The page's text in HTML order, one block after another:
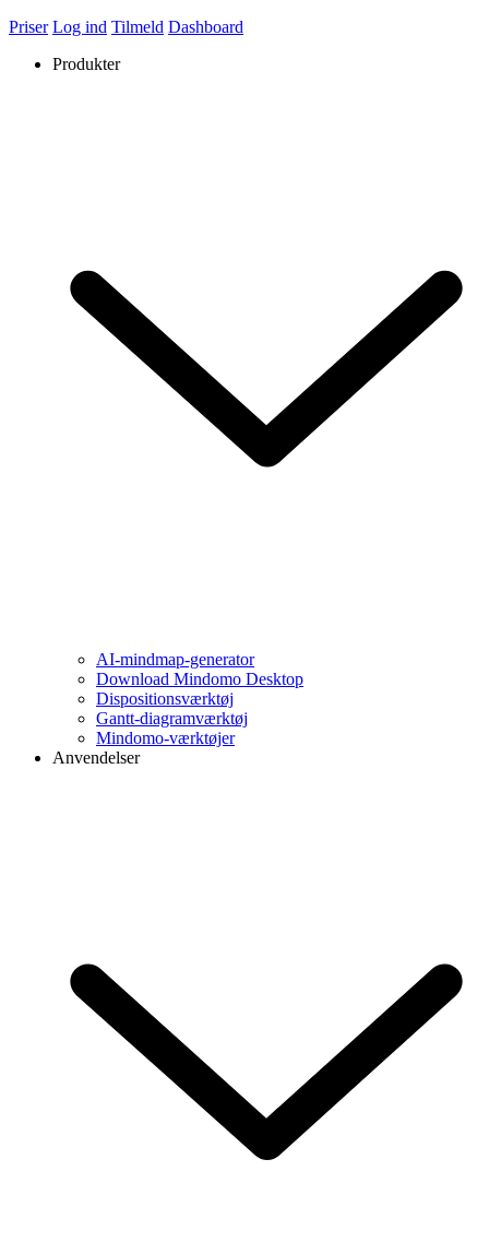
Priser Log ind Tilmeld Dashboard
Produkter
AI-mindmap-generator
Download Mindomo Desktop
Dispositionsværktøj
Gantt-diagramværktøj
Mindomo-værktøjer
Anvendelser